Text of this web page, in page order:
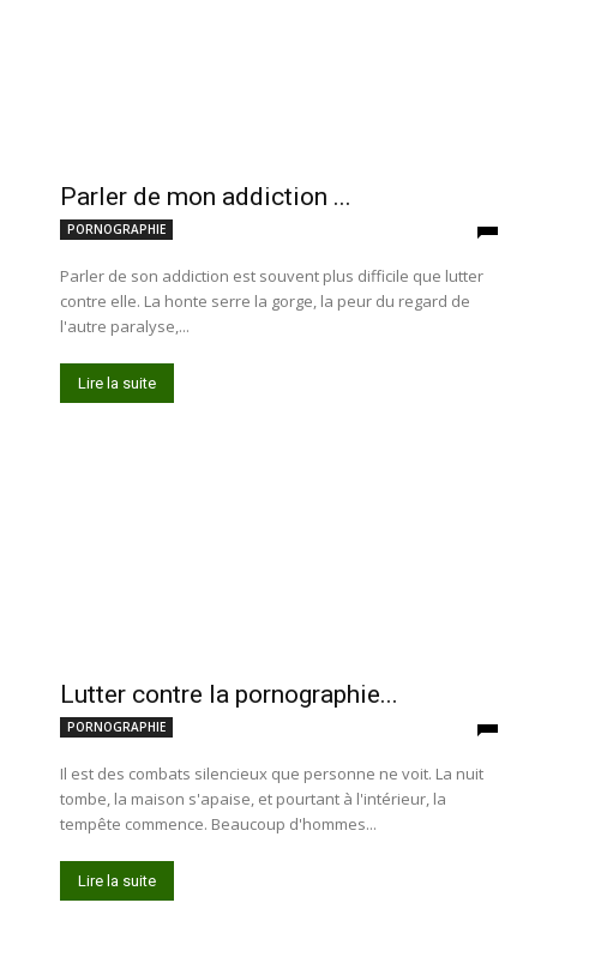
Parler de mon addiction ...
PORNOGRAPHIE
Parler de son addiction est souvent plus difficile que lutter
contre elle. La honte serre la gorge, la peur du regard de
l'autre paralyse,...
Lire la suite
Lutter contre la pornographie...
PORNOGRAPHIE
Il est des combats silencieux que personne ne voit. La nuit
tombe, la maison s'apaise, et pourtant à l'intérieur, la
tempête commence. Beaucoup d'hommes...
Lire la suite